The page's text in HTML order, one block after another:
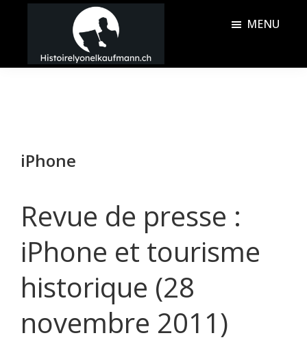
principal
barreHistoire
MENU
iPhone
Revue de presse :
iPhone et tourisme
historique (28
novembre 2011)